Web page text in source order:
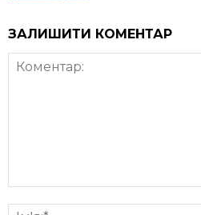
ЗАЛИШИТИ КОМЕНТАР